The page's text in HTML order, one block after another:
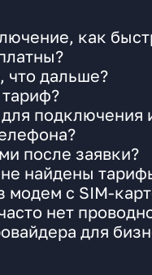
как
что дальше?
подключения
после заявки?
найдены
модем с SIM-
нет
для